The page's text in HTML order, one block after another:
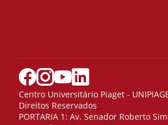
Centro Universitário Piaget -
Direitos Reservados
PORTARIA 1: Av. Senador Roberto